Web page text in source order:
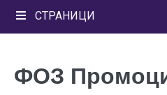
СТРАНИЦИ
ФОЗ